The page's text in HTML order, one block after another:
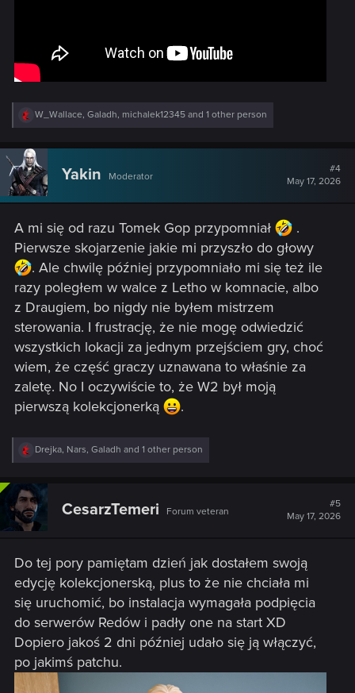
R
e
c
t
i
o
n
:
W_Wallace, Galadh, michalek12345 and 1 other person
Yakin Moderator
#4
May 17, 2026
A mi się od razu Tomek Gop przypomniał
.
Pierwsze skojarzenie jakie mi przyszło do głowy
. Ale chwilę później przypomniało mi się też ile
razy poległem w walce z Letho w komnacie, albo
z Draugiem, bo nigdy nie byłem mistrzem
sterowania. I frustrację, że nie mogę odwiedzić
wszystkich lokacji za jednym przejściem gry, choć
wiem, że część graczy uznawana to właśnie za
zaletę. No I oczywiście to, że W2 był moją
pierwszą kolekcjonerką
.
R
e
c
t
i
o
Drejka, Nars, Galadh and 1 other person
CesarzTemeri Forum veteran
#5
May 17, 2026
Do tej pory pamiętam dzień jak dostałem swoją
edycję kolekcjonerską, plus to że nie chciała mi
się uruchomić, bo instalacja wymagała podpięcia
do serwerów Redów i padły one na start XD
Dopiero jakoś 2 dni później udało się ją włączyć,
po jakimś patchu.